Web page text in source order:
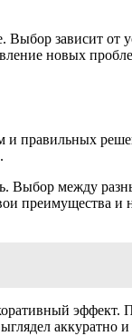
зависит от
новых
и правильных
Выбор между
преимущества и
эффект.
аккуратно